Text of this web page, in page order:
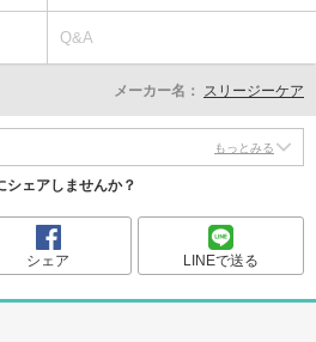
Q&A
メーカー名： スリージーケア
もっとみる
シェアしませんか？
シェア LINEで送る